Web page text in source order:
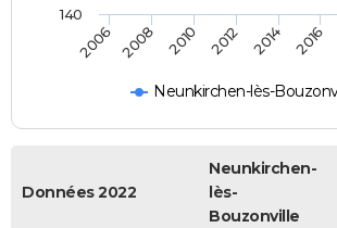
Neunkirchen-lès-
2006 2008 2010 2012 2014 2016
140
Données 2022
Neunkirchen-
lès-
Bouzonville